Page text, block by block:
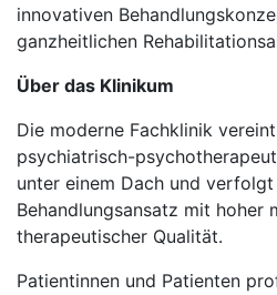
innovativen
ganzheitlichen
Über das Klinikum
Die moderne Fachklinik
psychiatrisch-
unter einem Dach und
Behandlungsansatz mit hoher
therapeutischer Qualität.
Patientinnen und Patienten